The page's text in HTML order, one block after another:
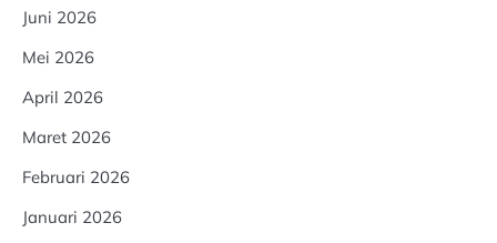
Juni 2026
Mei 2026
April 2026
Maret 2026
Februari 2026
Januari 2026